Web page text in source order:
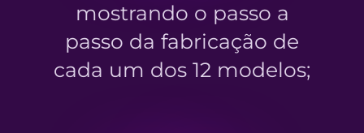
mostrando o passo a
passo da fabricação de
cada um dos 12 modelos;